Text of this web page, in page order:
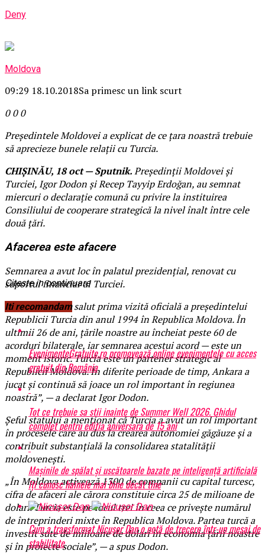
Deny
Moldova
09:29 18.10.2018Sa primesc un link scurt
000
Președintele Moldovei a explicat de ce țara noastră trebuie
să aprecieze bunele relații cu Turcia.
CHIȘINĂU, 18 oct — Sputnik.Președinții Moldovei și
Turciei, Igor Dodon și Recep Tayyip Erdoğan, au semnat
miercuri o declarație comună cu privire la instituirea
Consiliului de cooperare strategică la nivel înalt între cele
două țări.
Afacerea este afacere
Semnarea a avut loc în palatul prezidențial, renovat cu
suportul financiar al Turciei.
„Sunt onorat să salut prima vizită oficială a președintelui
Republicii Turcia din anul 1994 în Republica Moldova. În
ultimii 26 de ani, țările noastre au încheiat peste 60 de
acorduri bilaterale, iar semnarea acestui acord — este un
moment istoric. Turcia este un partener strategic al
Republicii Moldova. În diferite perioade de timp, Ankara a
jucat și continuă să joace un rol important în regiunea
noastră”, — a declarat Igor Dodon.
Șeful statului a menționat că Turcia a avut un rol important
în procesele care au dus la crearea autonomiei găgăuze și a
contribuit substanțială la consolidarea statalității
moldovenești.
„În Moldova activează 1300 de companii cu capital turcesc,
cifra de afaceri ale cărora constituie circa 25 de milioane de
dolari. Turcia este pe locul trei în ceea ce privește numărul
de întreprinderi mixte în Republica Moldova. Partea turcă a
investit sute de milioane de dolari în economia țării noastre
și în proiecte sociale”, — a spus Dodon.
Citeste in continuare
Iti recomandam
EvenimenteGratuite.ro promovează online evenimentele cu acces
gratuit din România
Tot ce trebuie sa stii inainte de Summer Well 2026. Ghidul
complet pentru editia aniversara de 15 ani
Mașinile de spălat și uscătoarele bazate pe inteligență artificială
îți cunosc hainele mai bine decât tine
Cum a transformat Nicușor Dan o notă de trecere într-un mesaj de
stabilitate